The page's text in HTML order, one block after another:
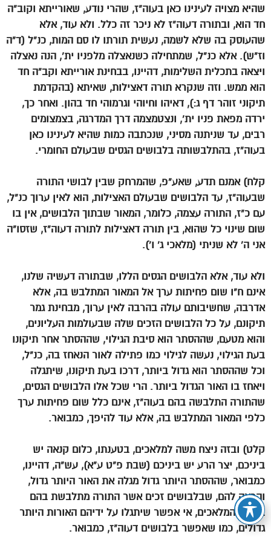
שהיא מצויה לעינינו כאן בעוה”ז, שהרי נודע, שאורייתא וקוב”ה
חד הוא, ובתורה דעוה”ז לא ניכר זה כלל. ולא עוד, אלא
שהעוסק בה שלא לשמה, נעשית תורתו לו סם המות, כנ”ל (ד”ה
וז”ש). אלא כנ”ל, שמתחילה כשנאצלה מלפניו ית’, הנה נאצלה
ויצאה בתכלית השלימות, דהיינו, בבחינת אורייתא וקב”ה חד
הוא ממש. וזה שנקרא תורה דאצילות, שאיתא (בהקדמת
תיקוני זוהר דף ג:), דאיהו וחיוהי וגרמוהי חד בהון. ואחר כך,
ירדה מפאת פניו ית’, ונצטמצמה דרך המדרגה, בצמצומים
רבים, עד שניתנה מסיני, שנכתבה כמות שהיא לעינינו כאן
בעוה”ז, בהתלבשותה בלבושים הגסים שבעולם החומרי.
קלח) אמנם תדע, שאע”פ, שהמרחק שבין לבושי התורה
שבעוה”ז, עד הלבושים שבעולם האצילות, הוא לאין ערוך כנ”ל,
עם כ”ז, התורה עצמה, כלומר, המאור שבתוך הלבושים, אין בו
שום שינוי כל שהוא, בין תורה דאצילות לתורה דעוה”ז, שזסו”ה
אני ה’ לא שניתי (מלאכי ג’ ו’).
ולא עוד, אלא הלבושים הגסים הללו, שבתורה דעשיה שלנו,
אינם ח”ו שום פחיתות ערך אל המאור המתלבש בה, אלא
אדרבה, שחשיבותם עולה בהרבה לאין ערוך, מבחינת גמר
תיקונם, על כל הלבושים הזכים שלה שבעולמות העליונים,
והוא מטעם, שההסתר הוא סיבת הגילוי, שההסתר אחר תיקונו
בעת הגילוי, נעשה לגילוי כמו פתילה לאור הנאחז בה, כנ”ל,
וכל שההסתר הוא גדול ביותר, דרכו בעת תיקונו, שיתגלה
ויאחז בו האור הגדול ביותר. הרי שכל אלו הלבושים הגסים,
שהתורה התלבשה בהם בעוה”ז, אינם כלל שום פחיתות ערך
כלפי המאור המתלבש בה, אלא עוד להיפך, כמבואר.
קלט) ובזה ניצח משה למלאכים, בטענתו, כלום קנאה יש
ביניכם, יצר הרע יש ביניכם (שבת פ”ט ע”א), עש”ה, דהיינו,
כמבואר, שההסתר היותר גדול מגלה את האור היותר גדול,
והראה להם, שבלבושים זכים אשר התורה מתלבשת בהם
בעולם המלאכים, אי אפשר שיתגלו על ידיהם האורות היותר
גדולים, כמו שאפשר בלבושים דעוה”ז, כמבואר.